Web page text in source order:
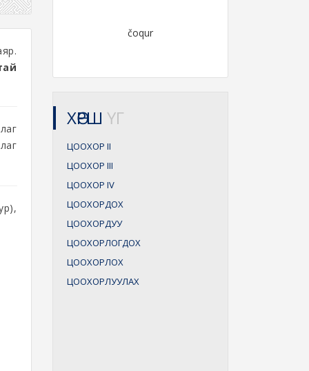
čoqur
ХӨРШ ҮГ
ЦООХОР II
ЦООХОР III
ЦООХОР IV
ЦООХОРДОХ
ЦООХОРДУУ
ЦООХОРЛОГДОХ
ЦООХОРЛОХ
ЦООХОРЛУУЛАХ